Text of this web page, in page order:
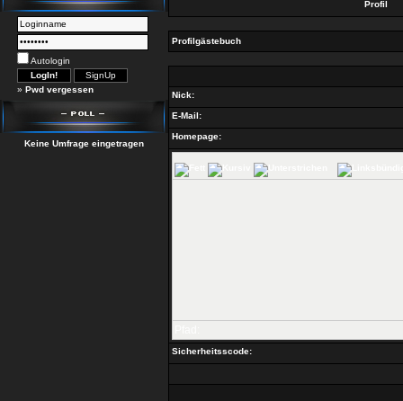
Autologin
» Pwd vergessen
Keine Umfrage eingetragen
Profil
Profilgästebuch
Nick:
E-Mail:
Homepage:
Sicherheitsscode: